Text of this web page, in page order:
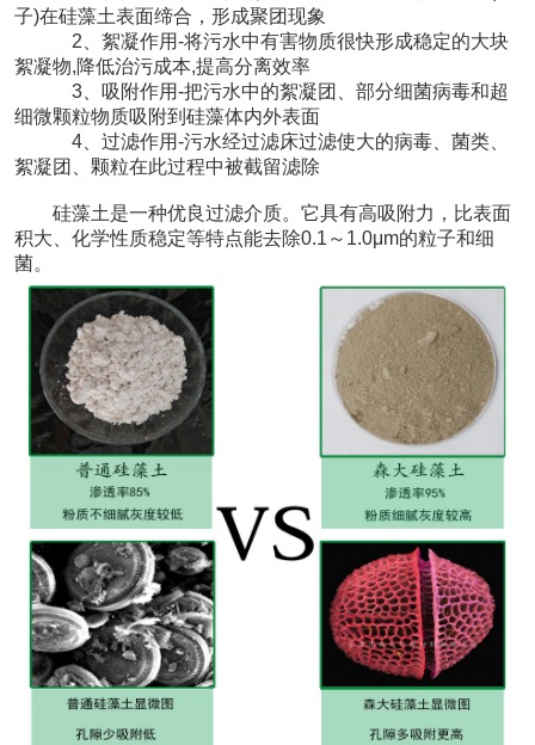
子)在硅藻土表面缔合，形成聚团现象
2、絮凝作用-将污水中有害物质很快形成稳定的大块
絮凝物,降低治污成本,提高分离效率
3、吸附作用-把污水中的絮凝团、部分细菌病毒和超
细微颗粒物质吸附到硅藻体内外表面
4、过滤作用-污水经过滤床过滤使大的病毒、菌类、
絮凝团、颗粒在此过程中被截留滤除
硅藻土是一种优良过滤介质。它具有高吸附力，比表面
积大、化学性质稳定等特点能去除0.1～1.0μm的粒子和细
菌。